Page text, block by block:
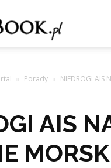
Porady NIEDROGI AIS
AIS